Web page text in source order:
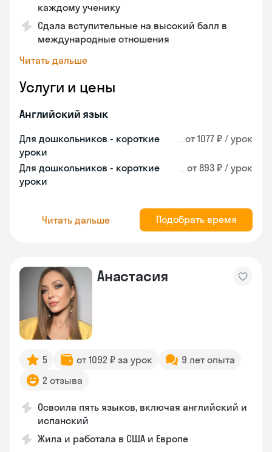
каждому ученику
Сдала вступительные на высокий балл в
международные отношения
Читать дальше
Услуги и цены
Английский язык
Для дошкольников - короткие
уроки
от 1077 ₽ / урок
Для дошкольников - короткие
уроки
от 893 ₽ / урок
Читать дальше Подобрать время
Анастасия
5 от 1092 ₽ за урок
9 лет опыта
2 отзыва
Освоила пять языков, включая английский и
испанский
Жила и работала в США и Европе